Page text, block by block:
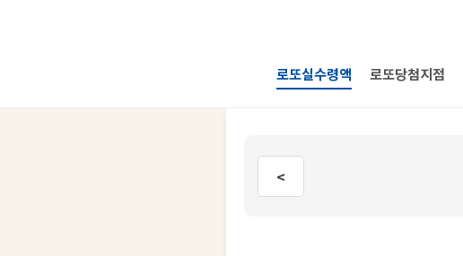
로또실수령액 로또당첨지점
<